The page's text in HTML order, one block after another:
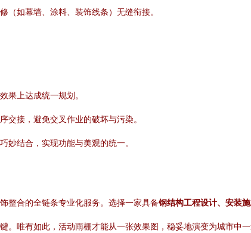
（如幕墙、涂料、装饰线条）无缝衔接。
果上达成统一规划。
交接，避免交叉作业的破坏与污染。
妙结合，实现功能与美观的统一。
整合的全链条专业化服务。选择一家具备钢结构工程设计、安装
唯有如此，活动雨棚才能从一张效果图，稳妥地演变为城市中